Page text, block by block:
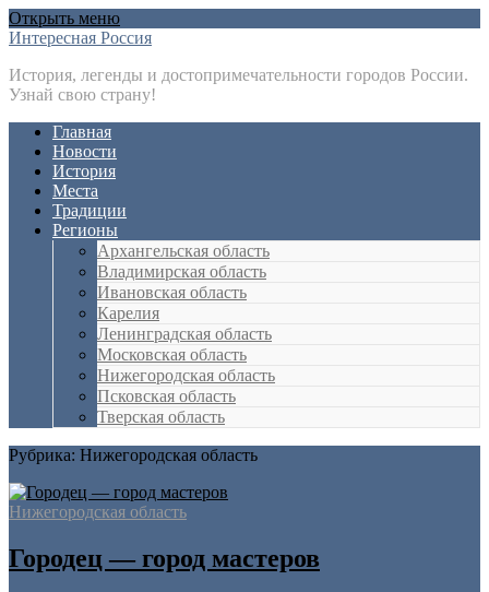
Открыть меню
Интересная Россия
История, легенды и достопримечательности городов России.
Узнай свою страну!
Главная
Новости
История
Места
Традиции
Регионы
Архангельская область
Владимирская область
Ивановская область
Карелия
Ленинградская область
Московская область
Нижегородская область
Псковская область
Тверская область
Рубрика: Нижегородская область
Нижегородская область
Городец — город мастеров